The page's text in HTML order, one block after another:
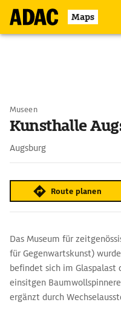
Maps
Museen
Kunsthalle
Augsburg
Route planen
Das Museum für
für Gegenwartskunst)
befindet sich im Glaspalast
einsitgen
ergänzt durch